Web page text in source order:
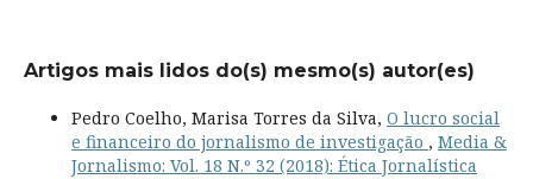
Artigos mais lidos do(s) mesmo(s) autor(es)
Pedro Coelho, Marisa Torres da Silva, O lucro social
e financeiro do jornalismo de investigação , Media &
Jornalismo: Vol. 18 N.º 32 (2018): Ética Jornalística